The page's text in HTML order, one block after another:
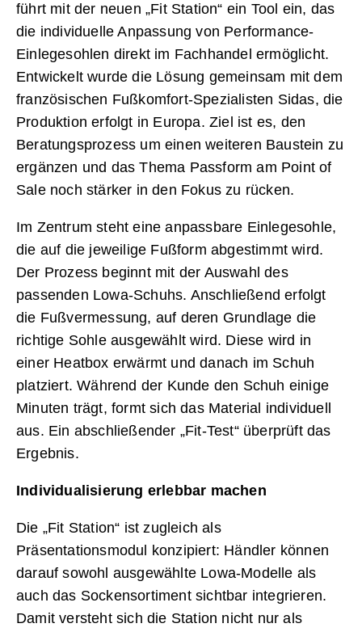
führt mit der neuen „Fit Station“ ein Tool ein, das
die individuelle Anpassung von Performance-
Einlegesohlen direkt im Fachhandel ermöglicht.
Entwickelt wurde die Lösung gemeinsam mit dem
französischen Fußkomfort-Spezialisten Sidas, die
Produktion erfolgt in Europa. Ziel ist es, den
Beratungsprozess um einen weiteren Baustein zu
ergänzen und das Thema Passform am Point of
Sale noch stärker in den Fokus zu rücken.
Im Zentrum steht eine anpassbare Einlegesohle,
die auf die jeweilige Fußform abgestimmt wird.
Der Prozess beginnt mit der Auswahl des
passenden Lowa-Schuhs. Anschließend erfolgt
die Fußvermessung, auf deren Grundlage die
richtige Sohle ausgewählt wird. Diese wird in
einer Heatbox erwärmt und danach im Schuh
platziert. Während der Kunde den Schuh einige
Minuten trägt, formt sich das Material individuell
aus. Ein abschließender „Fit-Test“ überprüft das
Ergebnis.
Individualisierung erlebbar machen
Die „Fit Station“ ist zugleich als
Präsentationsmodul konzipiert: Händler können
darauf sowohl ausgewählte Lowa-Modelle als
auch das Sockensortiment sichtbar integrieren.
Damit versteht sich die Station nicht nur als